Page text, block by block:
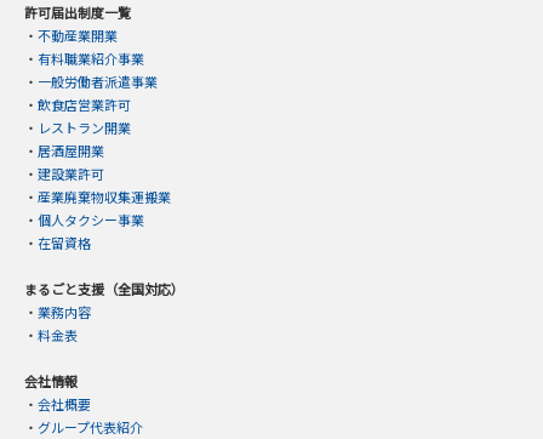
許可届出制度一覧
・ 不動産業開業
・ 有料職業紹介事業
・ 一般労働者派遣事業
・ 飲食店営業許可
・ レストラン開業
・ 居酒屋開業
・ 建設業許可
・ 産業廃棄物収集運搬業
・ 個人タクシー事業
・ 在留資格
まるごと支援（全国対応）
・ 業務内容
・ 料金表
会社情報
・ 会社概要
・ グループ代表紹介